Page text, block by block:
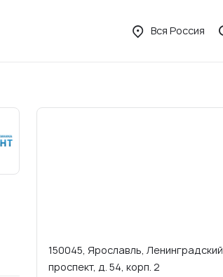
Вся Россия
150045, Ярославль, Ленинградский
проспект, д. 54, корп. 2